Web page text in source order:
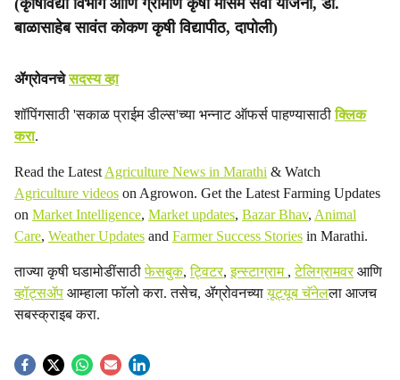
(कृषिविद्या विभाग आणि ग्रामीण कृषी मौसम सेवा योजना, डॉ.
बाळासाहेब सावंत कोकण कृषी विद्यापीठ, दापोली)
ॲग्रोवनचेसदस्य व्हा
शॉपिंगसाठी 'सकाळ प्राईम डील्स'च्या भन्नाट ऑफर्स पाहण्यासाठीक्लिक
करा.
Read the Latest Agriculture News in Marathi & Watch
Agriculture videos on Agrowon. Get the Latest Farming Updates
on Market Intelligence, Market updates, Bazar Bhav, Animal
Care, Weather Updates and Farmer Success Stories in Marathi.
ताज्या कृषी घडामोडींसाठीफेसबुक,ट्विटर,इन्स्टाग्राम ,टेलिग्रामवरआणि
व्हॉट्सॲप आम्हाला फॉलो करा. तसेच, ॲग्रोवनच्यायूट्यूब चॅनेलला आजच
सबस्क्राइब करा.